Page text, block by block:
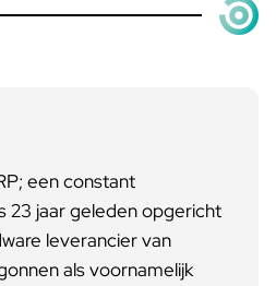
een constant
23 jaar geleden opgericht
leverancier van
als voornamelijk